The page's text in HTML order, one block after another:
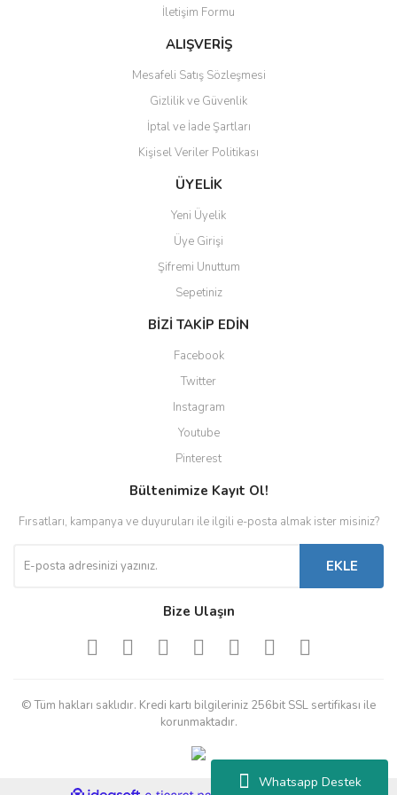
Whatsapp Destek
Ürün fiyatı diğer sitelerden daha pahalı.
Bu ürüne benzer farklı alternatifler olmalı.
Gönder
İletişim Formu
ALIŞVERİŞ
Mesafeli Satış Sözleşmesi
Gizlilik ve Güvenlik
İptal ve İade Şartları
Kişisel Veriler Politikası
ÜYELİK
Yeni Üyelik
Üye Girişi
Şifremi Unuttum
Sepetiniz
BİZİ TAKİP EDİN
Facebook
Twitter
Instagram
Youtube
Pinterest
Bültenimize Kayıt Ol!
Fırsatları, kampanya ve duyuruları ile ilgili e-posta almak ister misiniz?
EKLE
Bize Ulaşın
© Tüm hakları saklıdır. Kredi kartı bilgileriniz 256bit SSL sertifikası ile
korunmaktadır.